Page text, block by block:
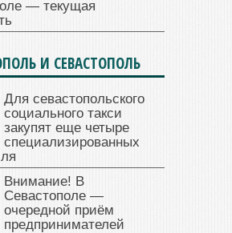
— текущая
И СЕВАСТОПОЛЬ
Для севастопольского
социального такси
закупят еще четыре
специализированных
Внимание! В
Севастополе —
очередной приём
предпринимателей